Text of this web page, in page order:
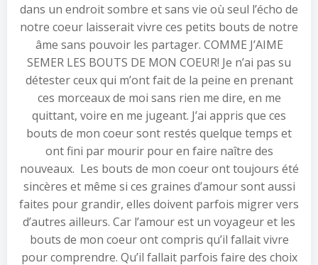
dans un endroit sombre et sans vie où seul l’écho de
notre coeur laisserait vivre ces petits bouts de notre
âme sans pouvoir les partager. COMME J’AIME
SEMER LES BOUTS DE MON COEUR! Je n’ai pas su
détester ceux qui m’ont fait de la peine en prenant
ces morceaux de moi sans rien me dire, en me
quittant, voire en me jugeant. J’ai appris que ces
bouts de mon coeur sont restés quelque temps et
ont fini par mourir pour en faire naître des
nouveaux. Les bouts de mon coeur ont toujours été
sincères et même si ces graines d’amour sont aussi
faites pour grandir, elles doivent parfois migrer vers
d’autres ailleurs. Car l’amour est un voyageur et les
bouts de mon coeur ont compris qu’il fallait vivre
pour comprendre. Qu’il fallait parfois faire des choix